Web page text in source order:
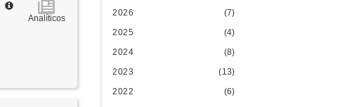
Analíticos
2026
(7)
2025
(4)
2024
(8)
2023
(13)
2022
(6)